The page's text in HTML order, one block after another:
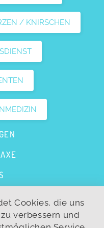
/ KNIRSCHEN
Cookies, die uns
verbessern und